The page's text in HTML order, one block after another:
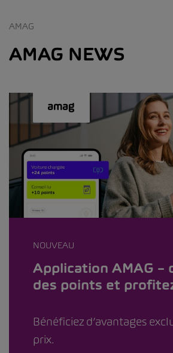
AMAG
AMAG NEWS
NOUVEAU
Application AMAG –
des points et
Bénéficiez d’avantages
prix.